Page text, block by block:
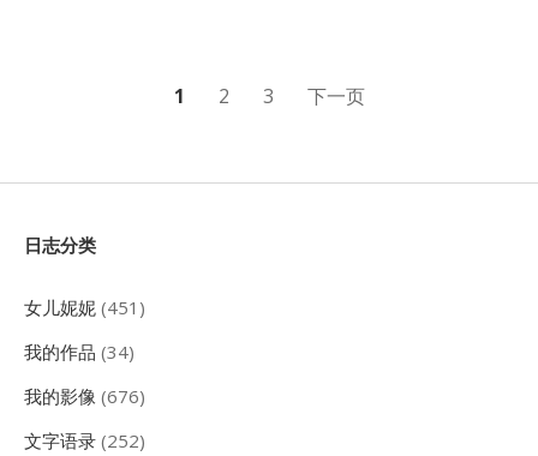
分
页
1 2 3 下一页
Sidebar
日志分类
女儿妮妮 (451)
我的作品 (34)
我的影像 (676)
文字语录 (252)